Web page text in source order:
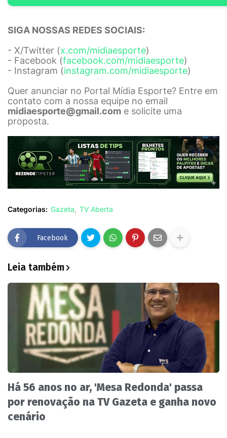
SIGA NOSSAS REDES SOCIAIS:
- X/Twitter (x.com/midiaesporte)
- Facebook (facebook.com/midiaesporte)
- Instagram (instagram.com/midiaesporte)
Quer anunciar no Portal Mídia Esporte? Entre em
contato com a nossa equipe no email
midiaesporte@gmail.com e solicite uma
proposta.
Categorias: Gazeta TV Aberta
Facebook
Leia também
Há 56 anos no ar, 'Mesa Redonda' passa
por renovação na TV Gazeta e ganha novo
cenário